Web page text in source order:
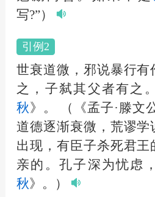
写?”）
引例2
世衰道微，邪说暴行有
之，子弑其父者有之
秋》。 （《孟子·滕文
道德逐渐衰微，荒谬学
出现，有臣子杀死君王
亲的。孔子深为忧虑
秋》。）